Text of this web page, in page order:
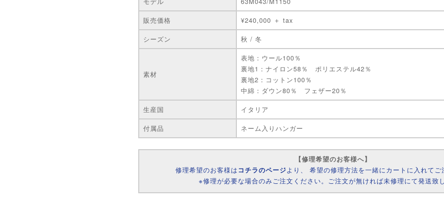
販売価格
¥240,000 ＋ tax
シーズン
秋 / 冬
素材
表地：ウール100％
裏地1：ナイロン58％ ポリエステル42％
裏地2：コットン100％
中綿：ダウン80％ フェザー20％
生産国
イタリア
付属品
ネーム入りハンガー
【修理希望のお客様へ】
修理希望のお客様は コチラのページより、 希望の修理方法を一緒にカートに入れてご
※修理が必要な場合のみご注文ください。ご注文が無ければ未修理にて発送致し